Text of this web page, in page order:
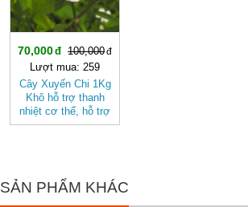
70,000
100,000
Lượt mua: 259
Cây Xuyến Chi 1Kg
Khô hỗ trợ thanh
nhiệt cơ thể, hỗ trợ
tiêu hóa BÁCH AN
SẢN PHẨM KHÁC